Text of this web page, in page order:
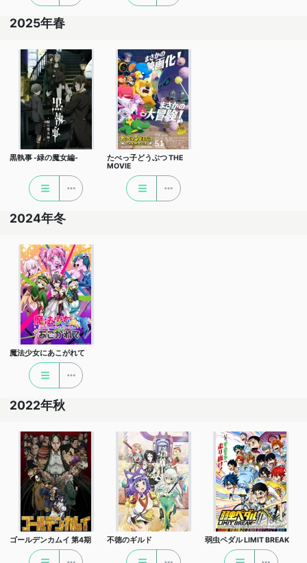
2025年春
黒執事 -緑の魔女編-
たべっ子どうぶつ THE
MOVIE
2024年冬
魔法少女にあこがれて
2022年秋
ゴールデンカムイ 第4期 不徳のギルド 弱虫ペダル LIMIT BREAK